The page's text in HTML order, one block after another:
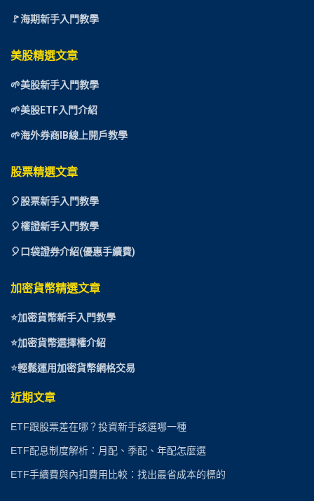
🚩海期新手入門教學
美股精選文章
🌱美股新手入門教學
🌱美股ETF入門介紹
🌱海外券商IB線上開戶教學
股票精選文章
🎈股票新手入門教學
🎈權證新手入門教學
🎈口袋證券介紹(優惠手續費)
加密貨幣精選文章
⭐加密貨幣新手入門教學
⭐加密貨幣選擇權介紹
⭐輕鬆運用加密貨幣網格交易
近期文章
ETF跟股票差在哪？投資新手該選哪一種
ETF配息制度解析：月配、季配、年配怎麼選
ETF手續費與內扣費用比較：找出最省成本的標的